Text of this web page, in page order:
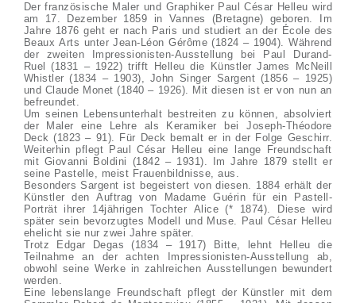
Der französische Maler und Graphiker Paul César Helleu wird
am 17. Dezember 1859 in Vannes (Bretagne) geboren. Im
Jahre 1876 geht er nach Paris und studiert an der École des
Beaux Arts unter Jean-Léon Gérôme (1824 – 1904). Während
der zweiten Impressionisten-Ausstellung bei Paul Durand-
Ruel (1831 – 1922) trifft Helleu die Künstler James McNeill
Whistler (1834 – 1903), John Singer Sargent (1856 – 1925)
und Claude Monet (1840 – 1926). Mit diesen ist er von nun an
befreundet.
Um seinen Lebensunterhalt bestreiten zu können, absolviert
der Maler eine Lehre als Keramiker bei Joseph-Théodore
Deck (1823 – 91). Für Deck bemalt er in der Folge Geschirr.
Weiterhin pflegt Paul César Helleu eine lange Freundschaft
mit Giovanni Boldini (1842 – 1931). Im Jahre 1879 stellt er
seine Pastelle, meist Frauenbildnisse, aus.
Besonders Sargent ist begeistert von diesen. 1884 erhält der
Künstler den Auftrag von Madame Guérin für ein Pastell-
Porträt ihrer 14jährigen Tochter Alice (* 1874). Diese wird
später sein bevorzugtes Modell und Muse. Paul César Helleu
ehelicht sie nur zwei Jahre später.
Trotz Edgar Degas (1834 – 1917) Bitte, lehnt Helleu die
Teilnahme an der achten Impressionisten-Ausstellung ab,
obwohl seine Werke in zahlreichen Ausstellungen bewundert
werden.
Eine lebenslange Freundschaft pflegt der Künstler mit dem